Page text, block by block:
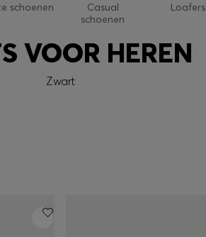
schoenen
Casual
schoenen
Loafers
VOOR HEREN
Zwart